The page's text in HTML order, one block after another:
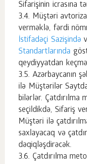
Sifarişinin icrasına
Müştəri
verməklə, fərdi
İstifadəçi Sazişində
Standartlarında
qeydiyyatdan
Azərbaycanın
ilə Müştərilər
bilərlər. Çatdırılma
seçildikdə, Sifariş
Müştəri ilə
saxlayacaq və
dəqiqləşdirəcək.
Çatdırılma